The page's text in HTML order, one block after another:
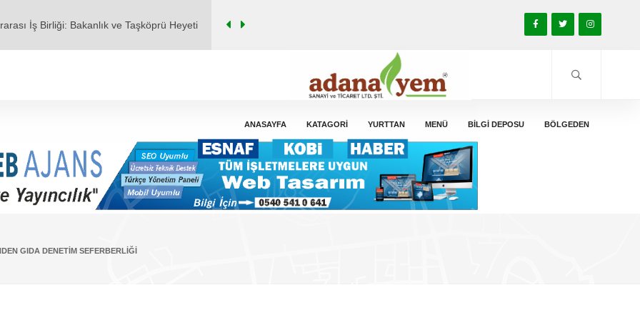
Aklımızda": MHP Pozantı İlçe
Başlıyor
İş Birliği: Bakanlık ve Taşköprü Heyeti
ANASAYFA KATAGORİ YURTTAN MENÜ BİLGİ DEPOSU BÖLGEDEN
GIDA DENETIM SEFERBERLIĞI